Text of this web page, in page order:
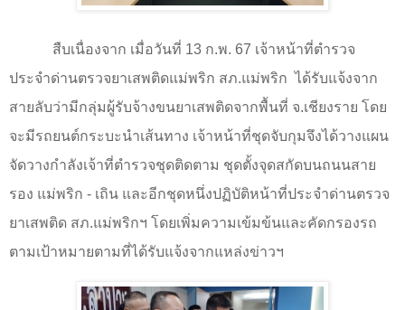
สืบเนื่องจาก เมื่อวันที่ 13 ก.พ. 67 เจ้าหน้าที่ตำรวจ
ประจำด่านตรวจยาเสพติดแม่พริก สภ.แม่พริก ได้รับแจ้งจาก
สายลับว่ามีกลุ่มผู้รับจ้างขนยาเสพติดจากพื้นที่ จ.เชียงราย โดย
จะมีรถยนต์กระบะนำเส้นทาง เจ้าหน้าที่ชุดจับกุมจึงได้วางแผน
จัดวางกำลังเจ้าที่ตำรวจชุดติดตาม ชุดตั้งจุดสกัดบนถนนสาย
รอง แม่พริก - เถิน และอีกชุดหนึ่งปฏิบัติหน้าที่ประจำด่านตรวจ
ยาเสพติด สภ.แม่พริกฯ โดยเพิ่มความเข้มข้นและคัดกรองรถ
ตามเป้าหมายตามที่ได้รับแจ้งจากแหล่งข่าวฯ